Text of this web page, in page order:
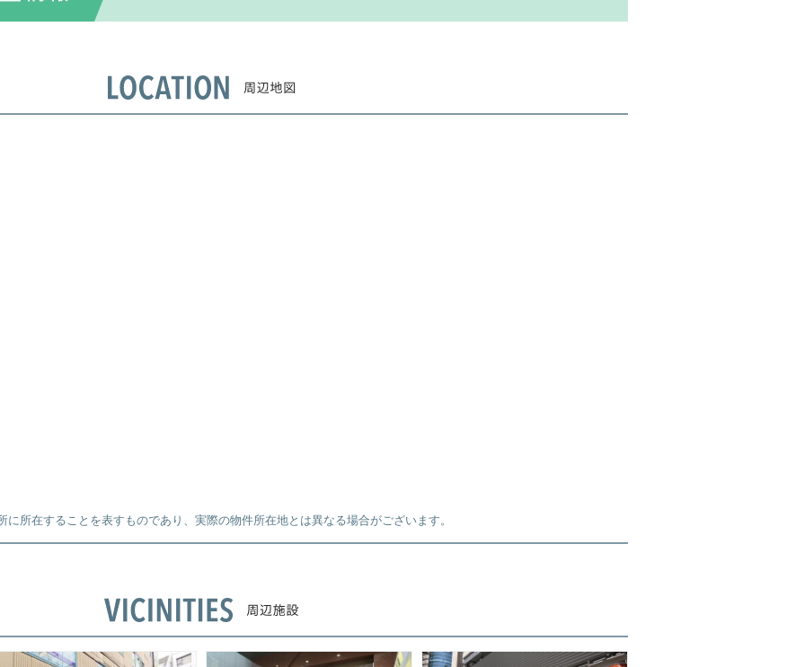
所在することを表すものであり、実際の物件所在地とは異なる場合がございます。